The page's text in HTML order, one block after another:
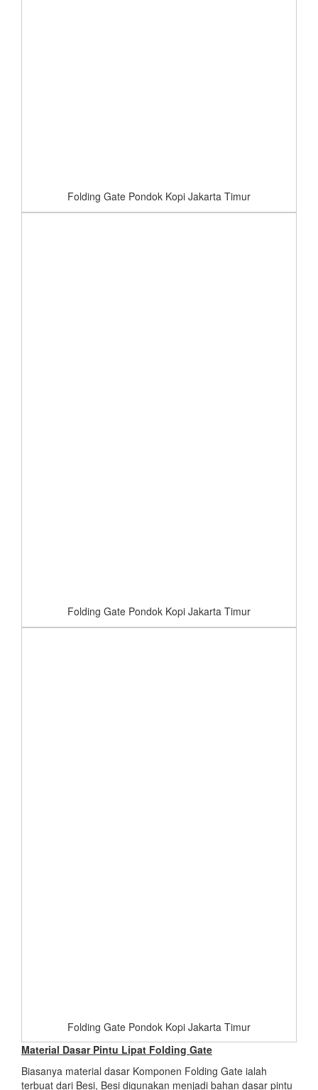
Folding Gate Pondok Kopi Jakarta Timur
Folding Gate Pondok Kopi Jakarta Timur
Folding Gate Pondok Kopi Jakarta Timur
Material Dasar Pintu Lipat Folding Gate
Biasanya material dasar Komponen Folding Gate ialah
terbuat dari Besi, Besi digunakan menjadi bahan dasar pintu